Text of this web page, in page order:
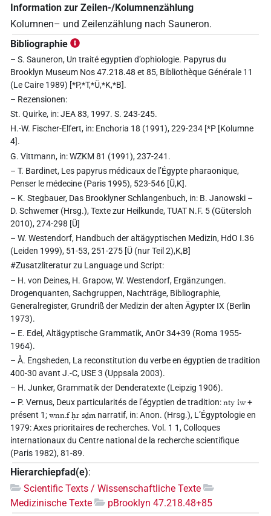
Information zur Zeilen-/Kolumnenzählung
Kolumnen– und Zeilenzählung nach Sauneron.
Bibliographie
– S. Sauneron, Un traité egyptien d’ophiologie. Papyrus du
Brooklyn Museum Nos 47.218.48 et 85, Bibliothèque Générale 11
(Le Caire 1989) [*P,*T,*Ü,*K,*B].
– Rezensionen:
St. Quirke, in: JEA 83, 1997. S. 243-245.
H.-W. Fischer-Elfert, in: Enchoria 18 (1991), 229-234 [*P [Kolumne
4].
G. Vittmann, in: WZKM 81 (1991), 237-241.
– T. Bardinet, Les papyrus médicaux de l’Égypte pharaonique,
Penser le médecine (Paris 1995), 523-546 [Ü,K].
– K. Stegbauer, Das Brooklyner Schlangenbuch, in: B. Janowski –
D. Schwemer (Hrsg.), Texte zur Heilkunde, TUAT N.F. 5 (Gütersloh
2010), 274-298 [Ü]
– W. Westendorf, Handbuch der altägyptischen Medizin, HdO I.36
(Leiden 1999), 51-53, 251-275 [Ü (nur Teil 2),K,B]
#Zusatzliteratur zu Language und Script:
– H. von Deines, H. Grapow, W. Westendorf, Ergänzungen.
Drogenquanten, Sachgruppen, Nachträge, Bibliographie,
Generalregister, Grundriß der Medizin der alten Ägypter IX (Berlin
1973).
– E. Edel, Altägyptische Grammatik, AnOr 34+39 (Roma 1955-
1964).
– Å. Engsheden, La reconstitution du verbe en égyptien de tradition
400-30 avant J.-C, USE 3 (Uppsala 2003).
– H. Junker, Grammatik der Denderatexte (Leipzig 1906).
– P. Vernus, Deux particularités de l’égyptien de tradition:nty ı͗w+
présent 1;wnn.f ḥr sḏm narratif, in: Anon. (Hrsg.), L’Égyptologie en
1979: Axes prioritaires de recherches. Vol. 1 1, Colloques
internationaux du Centre national de la recherche scientifique
(Paris 1982), 81-89.
Hierarchiepfad(e):
Scientific Texts / Wissenschaftliche Texte
Medizinische Texte
pBrooklyn 47.218.48+85